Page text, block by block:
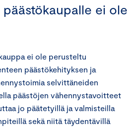
ei ole
ei ole perusteltu
päästökehityksen ja
selvittäneiden
päästöjen vähennystavoitteet
jo päätetyillä ja valmisteilla
sekä niitä täydentävillä